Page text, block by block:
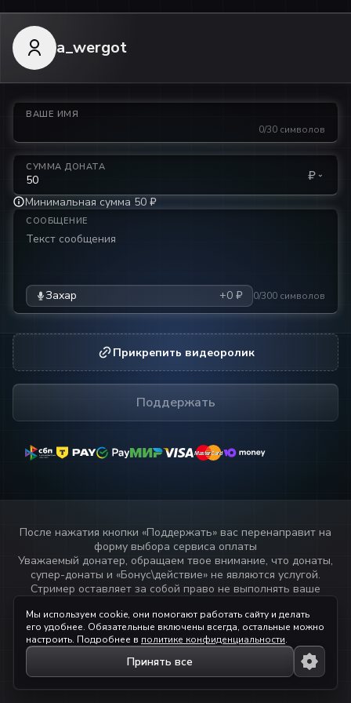
a_wergot
ВАШЕ ИМЯ
0/30 символов
СУММА ДОНАТА ₽
Минимальная сумма 50 ₽
СООБЩЕНИЕ
Захар +0 ₽ 0/300 символов
Прикрепить видеоролик
Поддержать
MasterCard
MasterCard
После нажатия кнопки «Поддержать» вас перенаправит на
форму выбора сервиса оплаты
Уважаемый донатер, обращаем твое внимание, что донаты,
супер-донаты и «Бонус\действие» не являются услугой.
Стример оставляет за собой право не выполнять ваше
данный сервис.
Прочитайправила стримера!
© 2023 — 2026 ihaqdonate.com
Мы используем cookie, они помогают работать сайту и делать
его удобнее. Обязательные включены всегда, остальные можно
настроить. Подробнее в политике конфиденциальности.
Принять все